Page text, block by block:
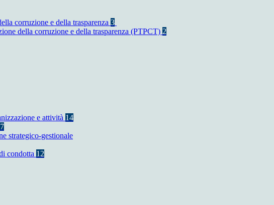
corruzione e della trasparenza 3
della corruzione e della trasparenza (PTPCT) 2
e attività 14
strategico-gestionale
condotta 12